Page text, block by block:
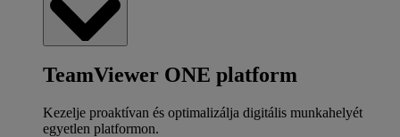
TeamViewer ONE platform
Kezelje proaktívan és optimalizálja digitális munkahelyét
egyetlen platformon.